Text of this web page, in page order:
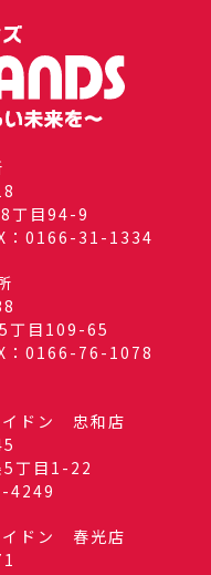
丁目94-9
：0166-31-1334
丁目109-65
：0166-76-1078
イドン 忠和店
5丁目1-22
4249
イドン 春光店